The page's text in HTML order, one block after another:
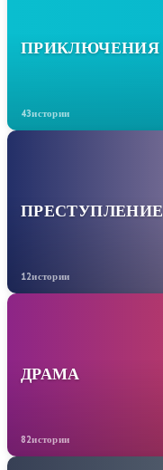
ПРИКЛЮЧЕНИЯ
43истории
ПРЕСТУПЛЕНИЕ
12истории
ДРАМА
82истории